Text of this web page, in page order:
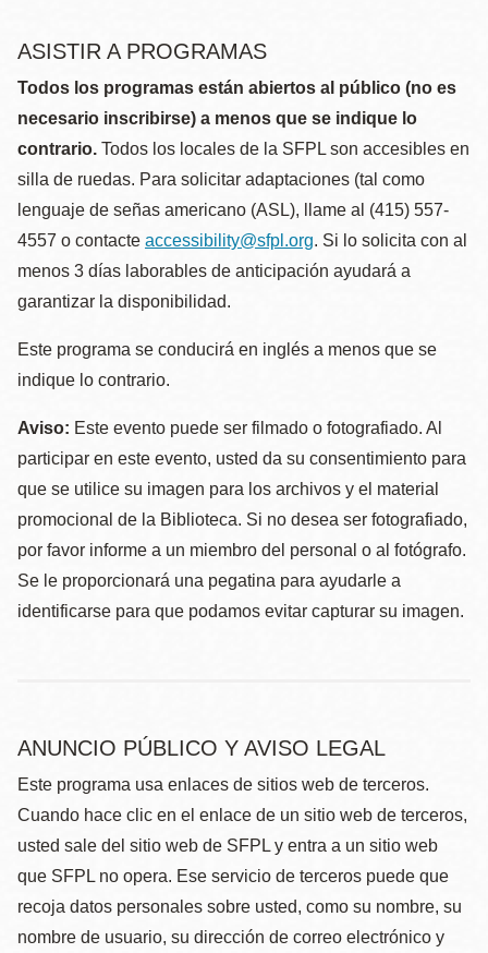
ASISTIR A PROGRAMAS
Todos los programas están abiertos al público (no es
necesario inscribirse) a menos que se indique lo
contrario. Todos los locales de la SFPL son accesibles en
silla de ruedas. Para solicitar adaptaciones (tal como
lenguaje de señas americano (ASL), llame al (415) 557-
4557 o contacte accessibility@sfpl.org. Si lo solicita con al
menos 3 días laborables de anticipación ayudará a
garantizar la disponibilidad.
Este programa se conducirá en inglés a menos que se
indique lo contrario.
Aviso: Este evento puede ser filmado o fotografiado. Al
participar en este evento, usted da su consentimiento para
que se utilice su imagen para los archivos y el material
promocional de la Biblioteca. Si no desea ser fotografiado,
por favor informe a un miembro del personal o al fotógrafo.
Se le proporcionará una pegatina para ayudarle a
identificarse para que podamos evitar capturar su imagen.
ANUNCIO PÚBLICO Y AVISO LEGAL
Este programa usa enlaces de sitios web de terceros.
Cuando hace clic en el enlace de un sitio web de terceros,
usted sale del sitio web de SFPL y entra a un sitio web
que SFPL no opera. Ese servicio de terceros puede que
recoja datos personales sobre usted, como su nombre, su
nombre de usuario, su dirección de correo electrónico y